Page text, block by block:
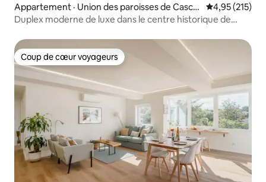
Appartement · Union des paroisses de Cascai
s et Estoril
Note
4,95 (215)
Duplex moderne de luxe dans le centre historique de
Coup de cœur voyageurs
Coup de cœur voyageurs